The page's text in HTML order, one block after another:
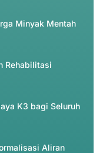
Minyak Mentah
Rehabilitasi
K3 bagi Seluruh
Aliran